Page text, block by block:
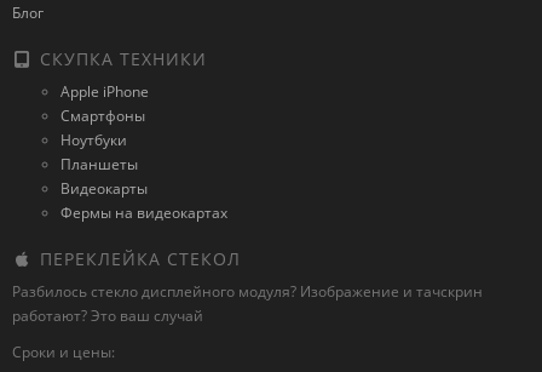
Блог
СКУПКА ТЕХНИКИ
Apple iPhone
Смартфоны
Ноутбуки
Планшеты
Видеокарты
Фермы на видеокартах
ПЕРЕКЛЕЙКА СТЕКОЛ
Разбилось стекло дисплейного модуля? Изображение и тачскрин
работают? Это ваш случай
Сроки и цены: